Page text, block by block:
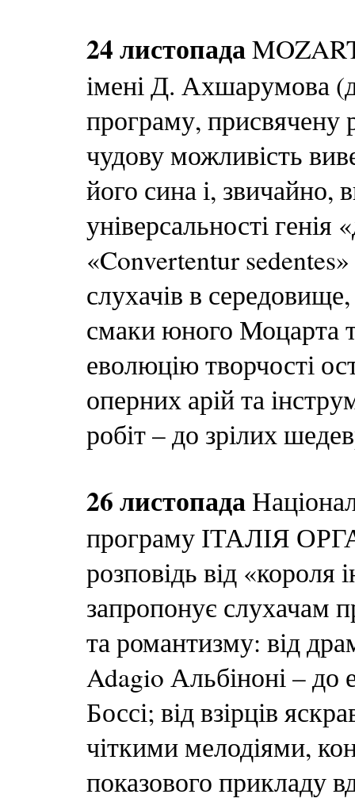
24 листопада
імені Д. Ахшарумова
програму, присвячену
чудову можливість
його сина і, звичайно,
універсальності
«Convertentur
слухачів в
смаки юного Моцарта
еволюцію творчості
оперних арій та
робіт – до зрілих
26 листопада
програму ІТАЛІЯ
розповідь від «короля
запропонує слухачам
та романтизму: від
Adagio Альбіноні – до
Боссі; від взірців
чіткими мелодіями,
показового прикладу